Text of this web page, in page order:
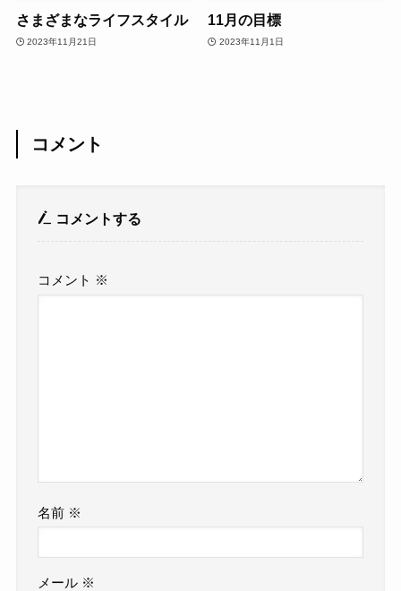
さまざまなライフスタイル
2023年11月21日
11月の目標
2023年11月1日
コメント
コメントする
コメント ※
名前 ※
メール ※